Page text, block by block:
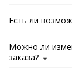
Есть ли
Можно ли
заказа?